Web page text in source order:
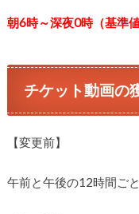
朝6時～深夜0時（基準
チケット動画の
【変更前】
午前と午後の12時間ご